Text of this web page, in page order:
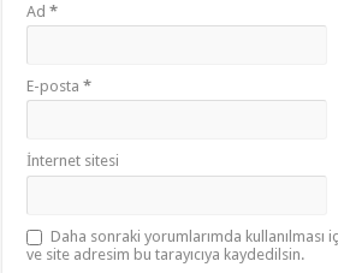
Ad*
E-posta*
İnternet sitesi
Daha sonraki yorumlarımda kullanılması
ve site adresim bu tarayıcıya kaydedilsin.